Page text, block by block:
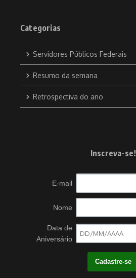
Categorias
Servidores Públicos Federais
Resumo da semana
Retrospectiva do ano
Inscreva-se!
E-mail
Nome
Data de
Aniversário